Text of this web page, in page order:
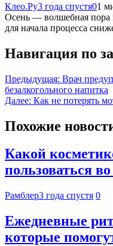
Клео.Ру3 года спустя01
Осень — волшебная пора
для начала процесса
Навигация по
Предыдущая: Врач
безалкогольного напитка
Далее: Как не потерять
Похожие
Какой
пользоваться
Рамблер3 года спустя 0
Ежедневные
которые